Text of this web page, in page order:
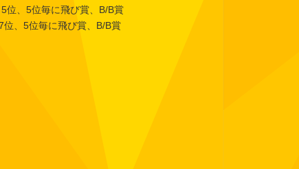
、5位毎に飛び賞、B/B賞
5位毎に飛び賞、B/B賞